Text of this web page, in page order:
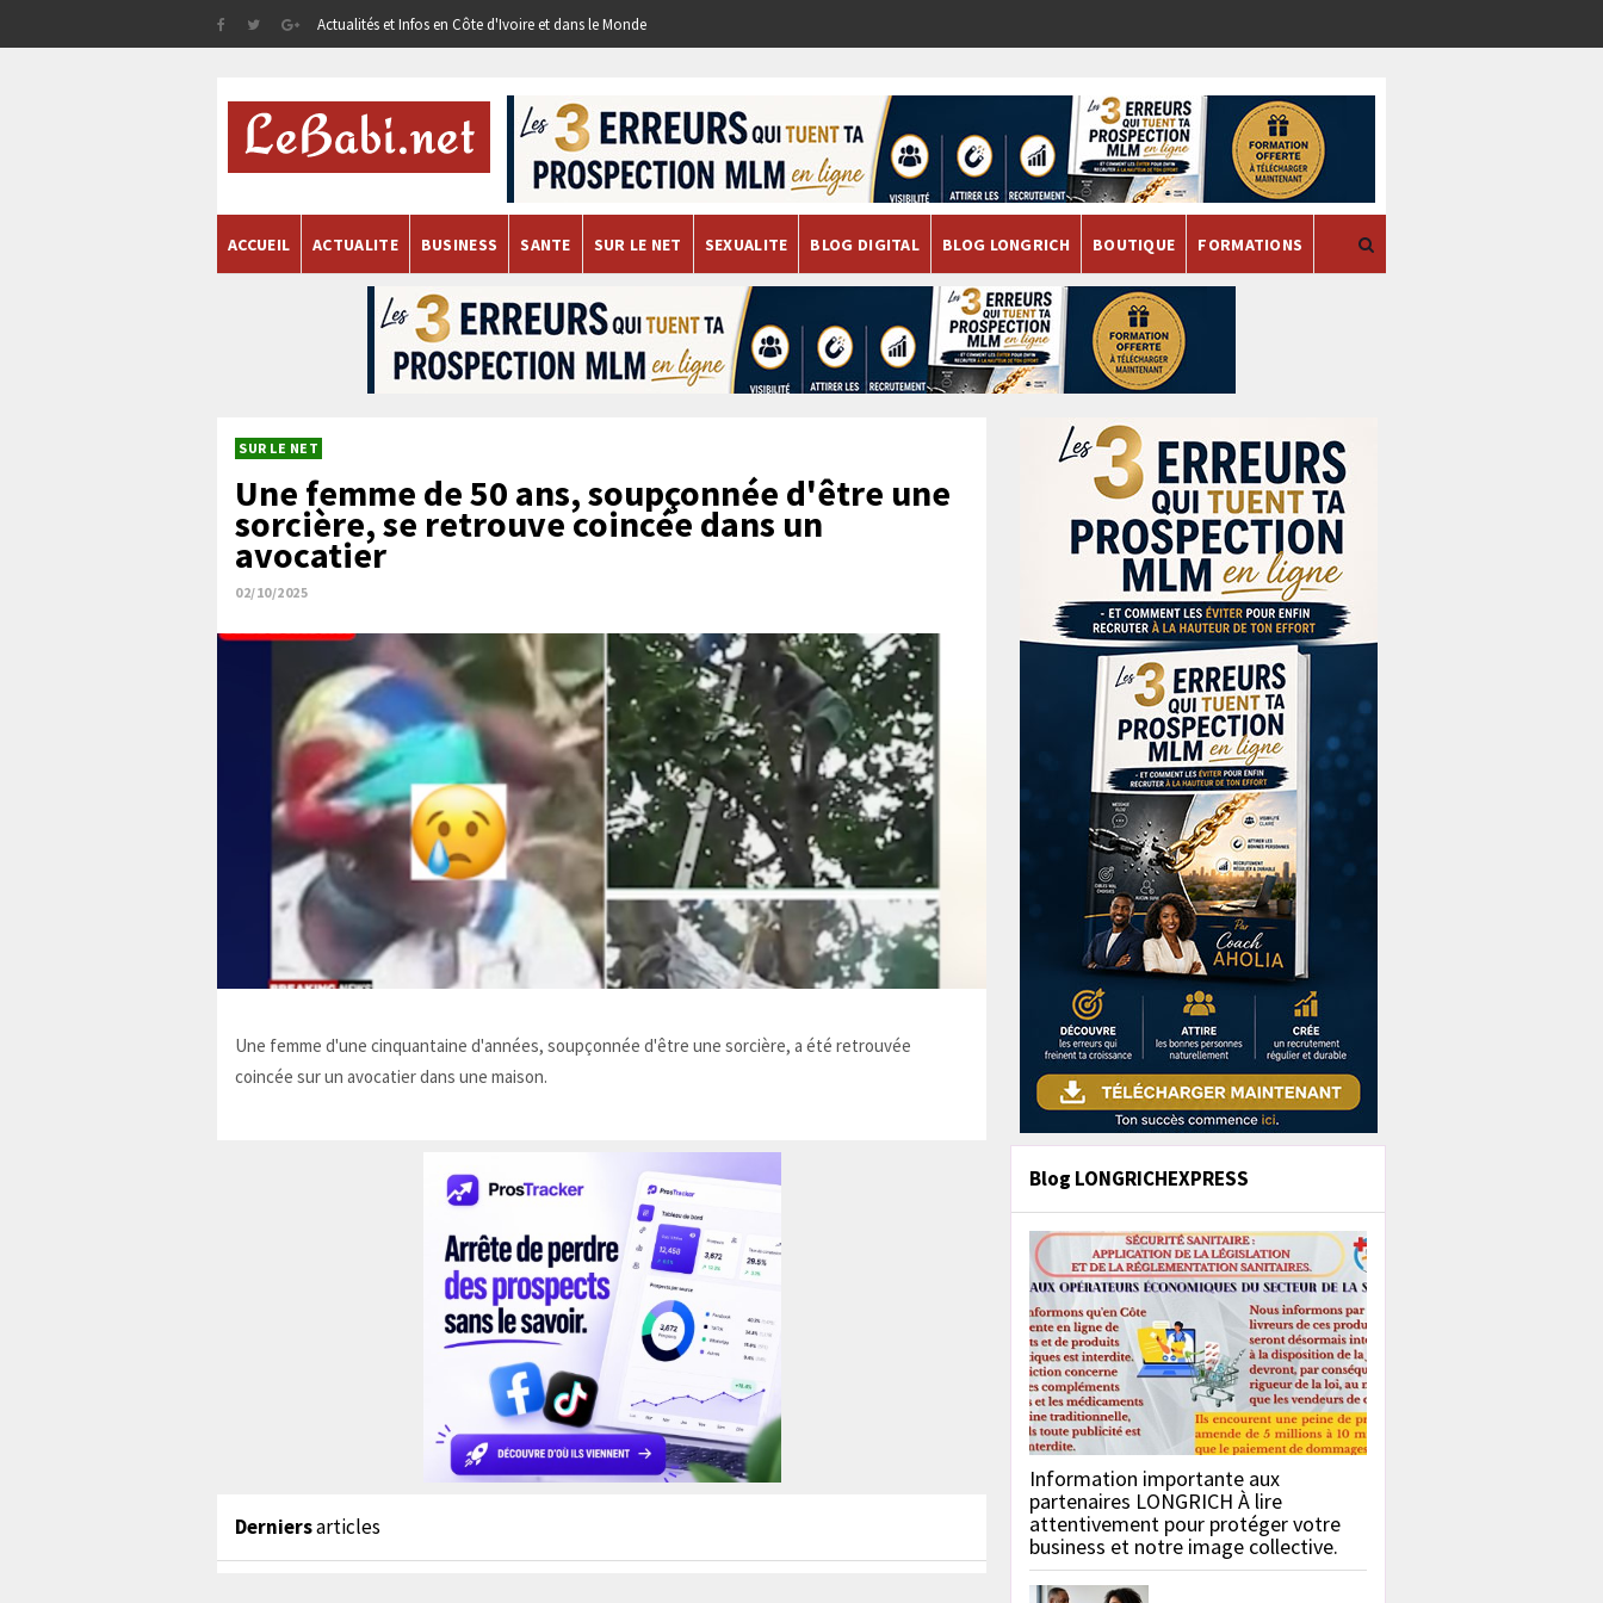
Actualités et Infos en Côte d'Ivoire et dans le Monde
ACCUEIL ACTUALITE BUSINESS SANTE SUR LE NET SEXUALITE BLOG DIGITAL BLOG LONGRICH BOUTIQUE FORMATIONS
SUR LE NET
Une femme de 50 ans, soupçonnée d'être une
sorcière, se retrouve coincée dans un
avocatier
02/10/2025
Une femme d'une cinquantaine d'années, soupçonnée d'être une sorcière, a été retrouvée
coincée sur un avocatier dans une maison.
Derniersarticles
Blog LONGRICHEXPRESS
Information importante aux
partenaires LONGRICH À lire
attentivement pour protéger votre
business et notre image collective.